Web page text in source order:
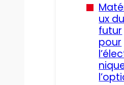
ux du
futur
pour